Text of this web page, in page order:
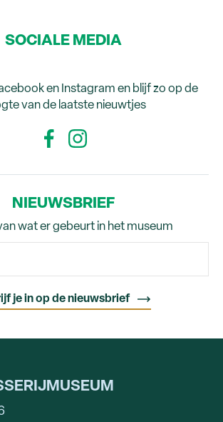
SOCIALE MEDIA
en Instagram en blijf zo op de
van de laatste nieuwtjes
NIEUWSBRIEF
wat er gebeurt in het museum